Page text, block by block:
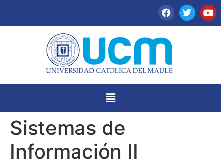
Sistemas de
Información II